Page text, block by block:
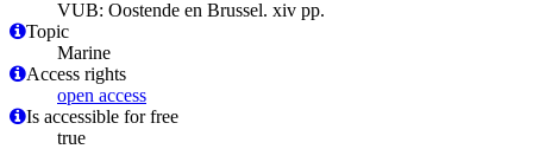
VUB: Oostende en Brussel. xiv pp.
Topic
Marine
Access rights
open access
Is accessible for free
true